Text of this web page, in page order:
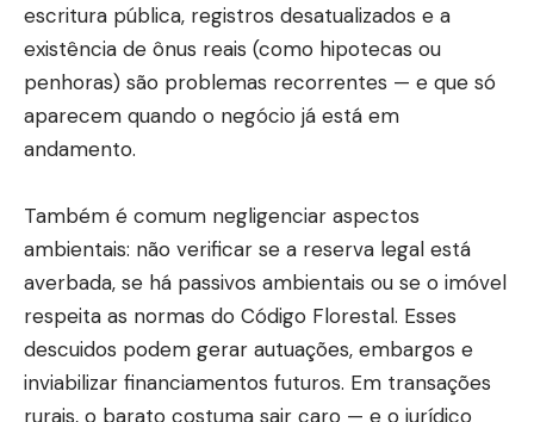
escritura pública, registros desatualizados e a
existência de ônus reais (como hipotecas ou
penhoras) são problemas recorrentes — e que só
aparecem quando o negócio já está em
andamento.
Também é comum negligenciar aspectos
ambientais: não verificar se a reserva legal está
averbada, se há passivos ambientais ou se o imóvel
respeita as normas do Código Florestal. Esses
descuidos podem gerar autuações, embargos e
inviabilizar financiamentos futuros. Em transações
rurais, o barato costuma sair caro — e o jurídico